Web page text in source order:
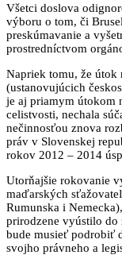
Všetci doslova
výboru o tom, či
preskúmavanie a
prostredníctvom
Napriek tomu, že útok
(ustanovujúcich
je aj priamym útokom
celistvosti, nechala
nečinnosťou znova
práv v Slovenskej
rokov 2012 – 2014
Utorňajšie rokovanie
maďarských
Rumunska i
prirodzene vyústilo do
bude musieť podrobiť
svojho právneho a